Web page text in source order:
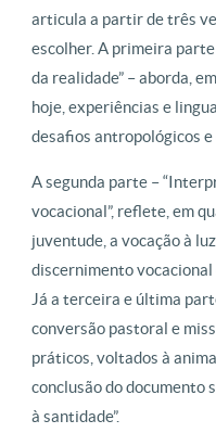
articula a partir de três
escolher. A primeira
da realidade” – aborda,
hoje, experiências e
desafios antropológicos e
A segunda parte –
vocacional”, reflete, em
juventude, a vocação à
discernimento vocacional
Já a terceira e última
conversão pastoral e
práticos, voltados à
conclusão do documento
à santidade”.